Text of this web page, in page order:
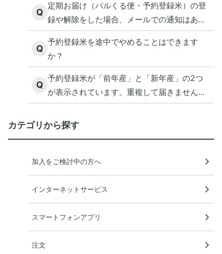
Q
定期お届け（パルくる便・予約登録米）の登
録や解除をした場合、メールでの通知はあり
ますか？
Q
予約登録米を途中でやめることはできます
か？
Q
予約登録米が「前年産」と「新年産」の2つ
が表示されています。重複して届きません
か？
カテゴリから探す
加入をご検討中の方へ
インターネットサービス
スマートフォンアプリ
注文